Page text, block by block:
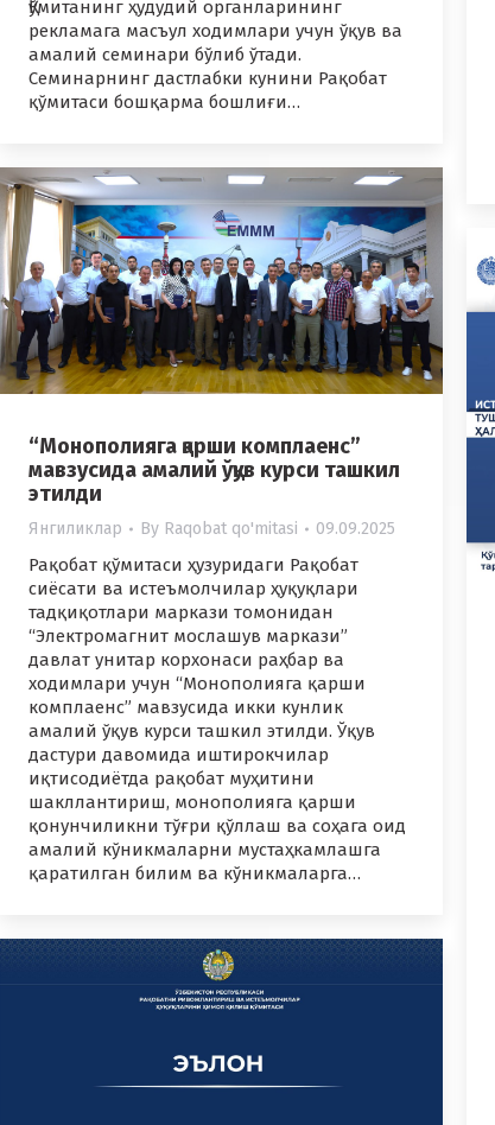
Қўмитанинг ҳудудий органларининг
рекламага масъул ходимлари учун ўқув ва
амалий семинари бўлиб ўтади.
Семинарнинг дастлабки кунини Рақобат
қўмитаси бошқарма бошлиғи…
“Монополияга қарши комплаенс”
мавзусида амалий ўқув курси ташкил
этилди
Янгиликлар By Raqobat qo'mitasi 09.09.2025
Рақобат қўмитаси ҳузуридаги Рақобат
сиёсати ва истеъмолчилар ҳуқуқлари
тадқиқотлари маркази томонидан
“Электромагнит мослашув маркази”
давлат унитар корхонаси раҳбар ва
ходимлари учун “Монополияга қарши
комплаенс” мавзусида икки кунлик
амалий ўқув курси ташкил этилди. Ўқув
дастури давомида иштирокчилар
иқтисодиётда рақобат муҳитини
шакллантириш, монополияга қарши
қонунчиликни тўғри қўллаш ва соҳага оид
амалий кўникмаларни мустаҳкамлашга
қаратилган билим ва кўникмаларга…